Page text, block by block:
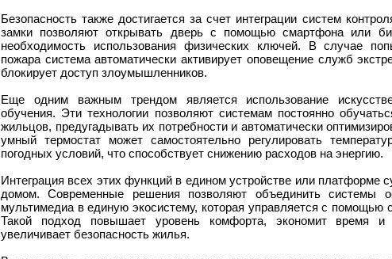
Безопасность также достигается за счет интеграции систем
замки позволяют открывать дверь с помощью смартфона или
необходимость использования физических ключей. В случае
пожара система автоматически активирует оповещение служб
блокирует доступ злоумышленников.
Еще одним важным трендом является использование
обучения. Эти технологии позволяют системам постоянно
жильцов, предугадывать их потребности и автоматически
умный термостат может самостоятельно регулировать
погодных условий, что способствует снижению расходов на энергию.
Интеграция всех этих функций в едином устройстве или платформе
домом. Современные решения позволяют объединить системы
мультимедиа в единую экосистему, которая управляется с помощью
Такой подход повышает уровень комфорта, экономит время и
увеличивает безопасность жилья.